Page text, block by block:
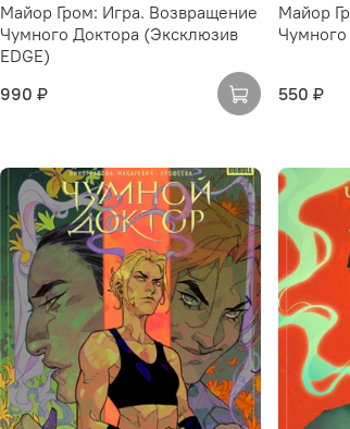
Майор Гром: Игра. Возвращение
Чумного Доктора (Эксклюзив
EDGE)
990 ₽
Майор
550 ₽